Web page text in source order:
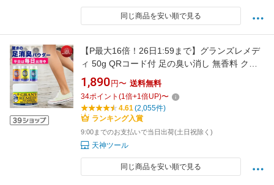
同じ商品を安い順で見る
【P最大16倍！26日1:59まで】グランズレメデ
ィ 50g QRコード付 足の臭い消し 無香料 クー
ルミント フローラル ボトル 35g 消臭 足の臭い
対策 消臭パウダー
1,890 円〜 送料無料
34ポイント (1倍+1倍UP)〜
4.61(2,055件)
ランキング入賞
9:00までのお支払いで当日出荷(土日祝除く)
天神ツール
同じ商品を安い順で見る